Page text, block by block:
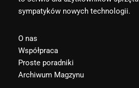
sympatyków nowych technologii.
O nas
Współpraca
Proste poradniki
Archiwum Magzynu